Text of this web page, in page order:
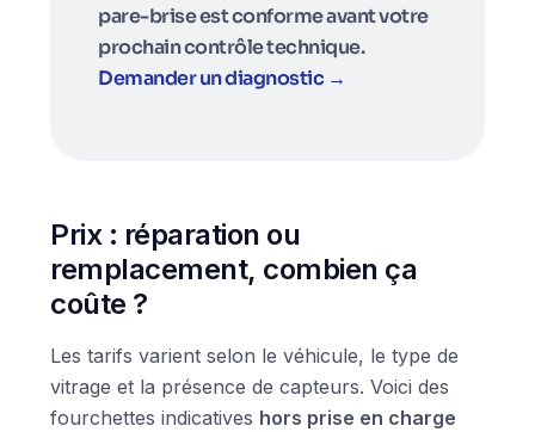
pare-brise est conforme avant votre
prochain contrôle technique.
Demander un diagnostic →
Prix : réparation ou
remplacement, combien ça
coûte ?
Les tarifs varient selon le véhicule, le type de
vitrage et la présence de capteurs. Voici des
fourchettes indicatives hors prise en charge